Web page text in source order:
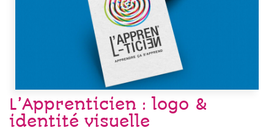
L’Apprenticien : logo &
identité visuelle